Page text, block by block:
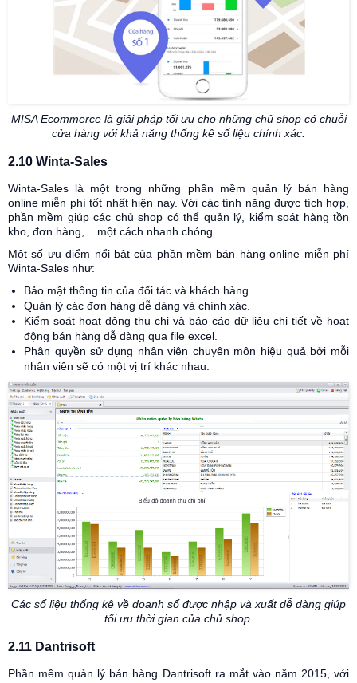
MISA Ecommerce là giải pháp tối ưu cho những chủ shop có chuỗi
cửa hàng với khả năng thống kê số liệu chính xác.
2.10 Winta-Sales
Winta-Sales là một trong những phần mềm quản lý bán hàng
online miễn phí tốt nhất hiện nay. Với các tính năng được tích hợp,
phần mềm giúp các chủ shop có thể quản lý, kiểm soát hàng tồn
kho, đơn hàng,... một cách nhanh chóng.
Một số ưu điểm nổi bật của phần mềm bán hàng online miễn phí
Winta-Sales như:
Bảo mật thông tin của đối tác và khách hàng.
Quản lý các đơn hàng dễ dàng và chính xác.
Kiểm soát hoạt động thu chi và báo cáo dữ liệu chi tiết về hoạt
động bán hàng dễ dàng qua file excel.
Phân quyền sử dụng nhân viên chuyên môn hiệu quả bởi mỗi
nhân viên sẽ có một vị trí khác nhau.
Các số liệu thống kê về doanh số được nhập và xuất dễ dàng giúp
tối ưu thời gian của chủ shop.
2.11 Dantrisoft
Phần mềm quản lý bán hàng Dantrisoft ra mắt vào năm 2015, với